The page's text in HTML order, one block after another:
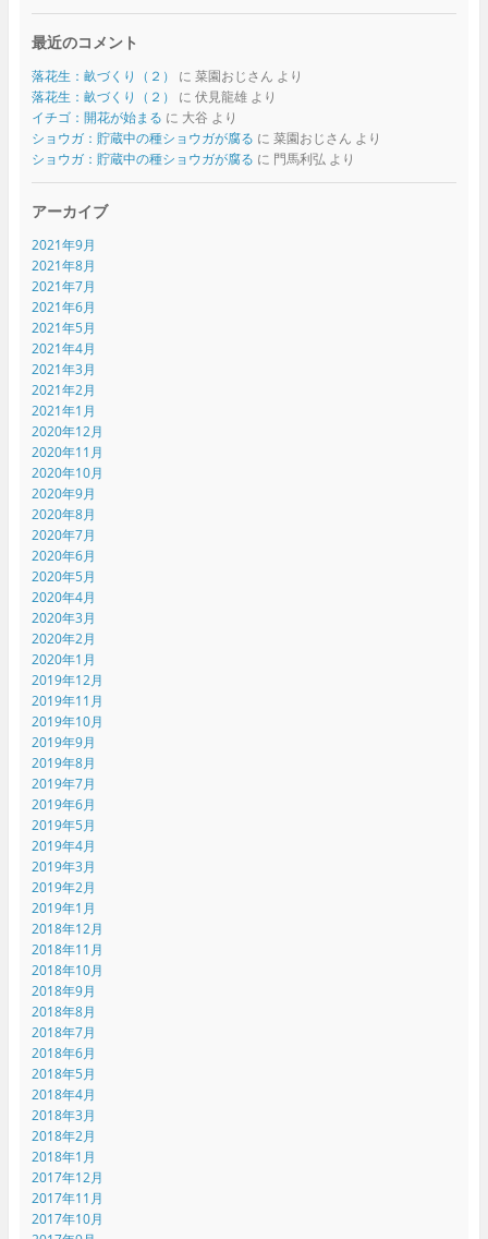
最近のコメント
落花生：畝づくり（２） に 菜園おじさん より
落花生：畝づくり（２）
に 伏見龍雄より
イチゴ：開花が始まる に 大谷 より
ショウガ：貯蔵中の種ショウガが腐る に 菜園おじさん より
ショウガ：貯蔵中の種ショウガが腐る に 門馬利弘 より
アーカイブ
2021年9月
2021年8月
2021年7月
2021年6月
2021年5月
2021年4月
2021年3月
2021年2月
2021年1月
2020年12月
2020年11月
2020年10月
2020年9月
2020年8月
2020年7月
2020年6月
2020年5月
2020年4月
2020年3月
2020年2月
2020年1月
2019年12月
2019年11月
2019年10月
2019年9月
2019年8月
2019年7月
2019年6月
2019年5月
2019年4月
2019年3月
2019年2月
2019年1月
2018年12月
2018年11月
2018年10月
2018年9月
2018年8月
2018年7月
2018年6月
2018年5月
2018年4月
2018年3月
2018年2月
2018年1月
2017年12月
2017年11月
2017年10月